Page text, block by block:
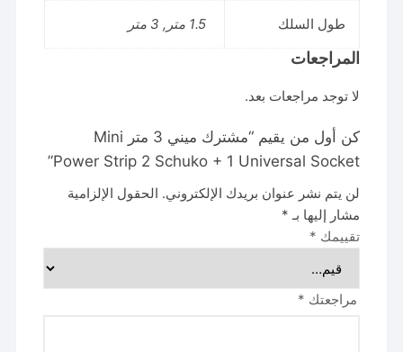
طول السلك 1.5 متر, 3 متر
المراجعات
لا توجد مراجعات بعد.
كن أول من يقيم “مشترك ميني 3 متر Mini
Power Strip 2 Schuko + 1 Universal Socket”
لن يتم نشر عنوان بريدك الإلكتروني. الحقول الإلزامية
مشار إليها بـ *
تقييمك *
مراجعتك *